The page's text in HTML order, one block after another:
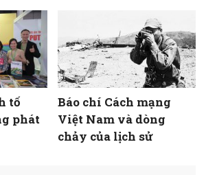
tố
phát
Báo chí Cách mạng
Việt Nam và dòng
chảy của lịch sử